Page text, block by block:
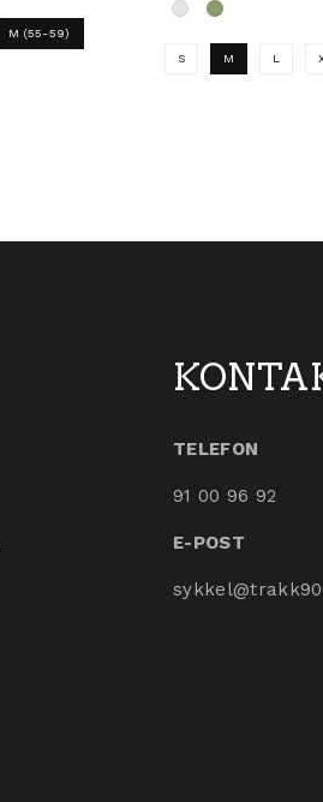
M (55-59)
S M L
TELEFON
91 00 96 92
E-POST